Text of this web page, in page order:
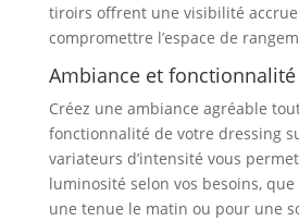
tiroirs offrent une visibilité accrue
compromettre l’espace de
Ambiance et fonctionnalité
Créez une ambiance agréable
fonctionnalité de votre dressing
variateurs d’intensité vous
luminosité selon vos besoins,
une tenue le matin ou pour une